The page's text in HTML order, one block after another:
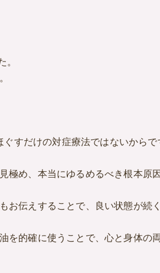
。
すだけの対症療法ではないからで
め、本当にゆるめるべき根本原
伝えすることで、良い状態が続
的確に使うことで、心と身体の